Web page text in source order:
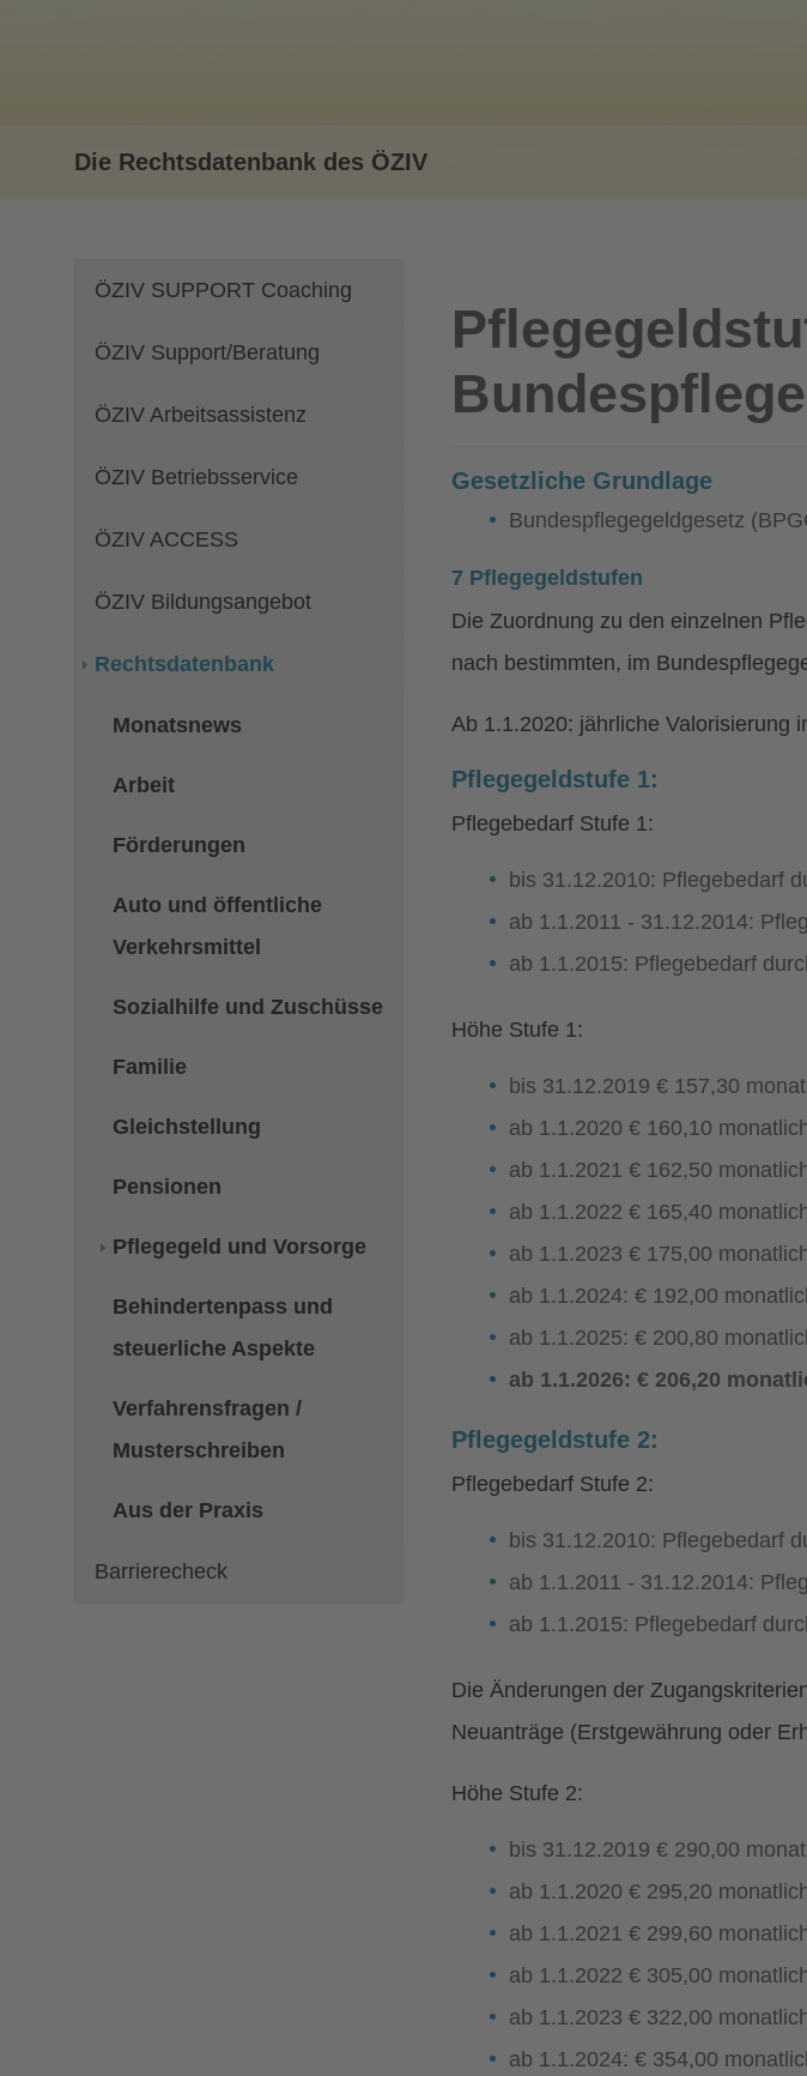
Die Rechtsdatenbank des ÖZIV
ÖZIV SUPPORT Coaching
ÖZIV Support/Beratung
ÖZIV Arbeitsassistenz
ÖZIV Betriebsservice
ÖZIV ACCESS
ÖZIV Bildungsangebot
Rechtsdatenbank
Monatsnews
Arbeit
Förderungen
Auto und öffentliche
Verkehrsmittel
Sozialhilfe und Zuschüsse
Familie
Gleichstellung
Pensionen
Pflegegeld und Vorsorge
Behindertenpass und
steuerliche Aspekte
Verfahrensfragen /
Musterschreiben
Aus der Praxis
Barrierecheck
Gesetzliche Grundlage
Bundespflegegeldgesetz
7 Pflegegeldstufen
Die Zuordnung zu den einzelnen
nach bestimmten, im
Ab 1.1.2020: jährliche Valorisierung
Pflegegeldstufe 1:
Pflegebedarf Stufe 1:
bis 31.12.2010: Pflegebedarf
ab 1.1.2011 - 31.12.2014:
ab 1.1.2015: Pflegebedarf
Höhe Stufe 1:
bis 31.12.2019 € 157,30
ab 1.1.2020 € 160,10
ab 1.1.2021 € 162,50
ab 1.1.2022 € 165,40
ab 1.1.2023 € 175,00
ab 1.1.2024: € 192,00
ab 1.1.2025: € 200,80
ab 1.1.2026: € 206,20
Pflegegeldstufe 2:
Pflegebedarf Stufe 2:
bis 31.12.2010: Pflegebedarf
ab 1.1.2011 - 31.12.2014:
ab 1.1.2015: Pflegebedarf
Die Änderungen der
Neuanträge (Erstgewährung oder
Höhe Stufe 2:
bis 31.12.2019 € 290,00
ab 1.1.2020 € 295,20
ab 1.1.2021 € 299,60
ab 1.1.2022 € 305,00
ab 1.1.2023 € 322,00
ab 1.1.2024: € 354,00